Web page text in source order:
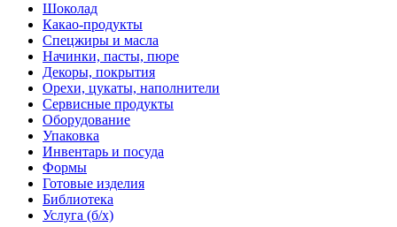
Шоколад
Какао-продукты
Спецжиры и масла
Начинки, пасты, пюре
Декоры, покрытия
Орехи, цукаты, наполнители
Сервисные продукты
Оборудование
Упаковка
Инвентарь и посуда
Формы
Готовые изделия
Библиотека
Услуга (б/х)